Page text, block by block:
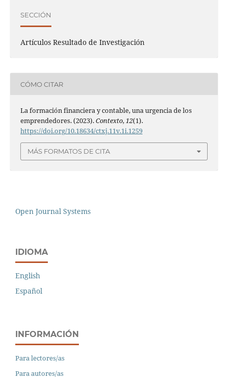
SECCIÓN
Artículos Resultado de Investigación
CÓMO CITAR
La formación financiera y contable, una urgencia de los
emprendedores. (2023).Contexto,12(1).
https://doi.org/10.18634/ctxj.11v.1i.1259
MÁS FORMATOS DE CITA
Open Journal Systems
IDIOMA
English
Español
INFORMACIÓN
Para lectores/as
Para autores/as